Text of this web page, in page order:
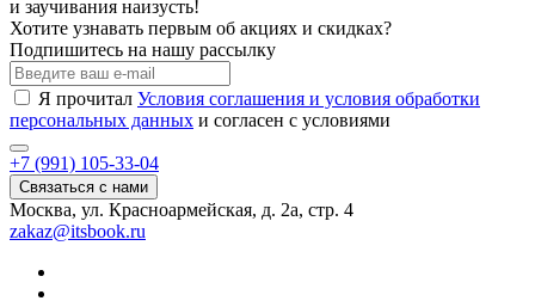
и заучивания наизусть!
Хотите узнавать первым об акциях и скидках?
Подпишитесь на нашу рассылку
Я прочитал Условия соглашения и условия обработки
персональных данных и согласен с условиями
+7 (991) 105-33-04
Связаться с нами
Москва, ул. Красноармейская, д. 2а, стр. 4
zakaz@itsbook.ru